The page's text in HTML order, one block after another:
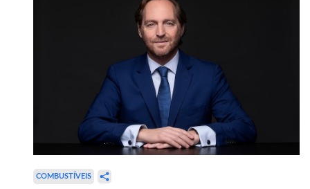
COMBUSTÍVEIS